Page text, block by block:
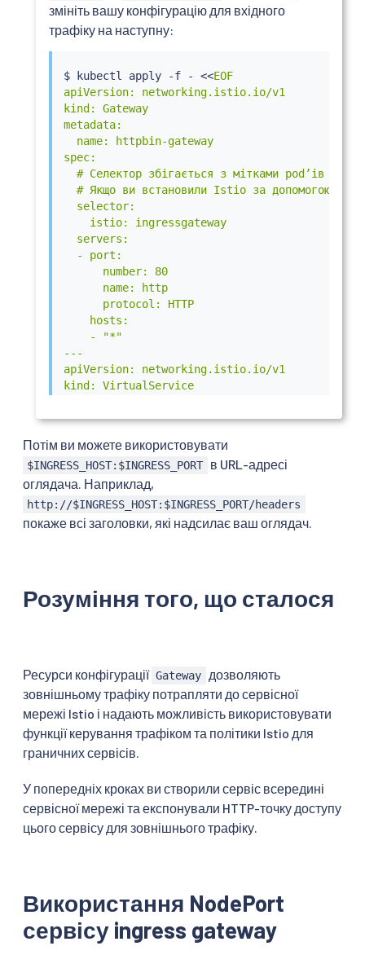
змініть вашу конфігурацію для вхідного
трафіку на наступну:
$ kubectl apply -f - <<EOF
apiVersion: networking.istio.io/v1
kind: Gateway
metadata:
  name: httpbin-gateway
spec:
# Селектор збігається з мітками podʼів
# Якщо ви встановили Istio за допомогою
  selector:
    istio: ingressgateway
  servers:
  - port:
      number: 80
      name: http
      protocol: HTTP
    hosts:
    - "*"
---
apiVersion: networking.istio.io/v1
kind: VirtualService
  name: httpbin
  hosts:
  - "*"
  gateways:
  - httpbin-gateway
  http:
  - match:
    - destination:
        port:
Потім ви можете використовувати
$INGRESS_HOST:$INGRESS_PORT
в URL-адресі
оглядача. Наприклад,
http://$INGRESS_HOST:$INGRESS_PORT/headers
покаже всі заголовки, які надсилає ваш оглядач.
Розуміння того, що сталося
Ресурси конфігурації Gateway
дозволяють
зовнішньому трафіку потрапляти до сервісної
мережі Istio і надають можливість використовувати
функції керування трафіком та політики Istio для
граничних сервісів.
У попередніх кроках ви створили сервіс всередині
сервісної мережі та експонували HTTP-точку доступу
цього сервісу для зовнішнього трафіку.
Використання NodePort
сервісу ingress gateway